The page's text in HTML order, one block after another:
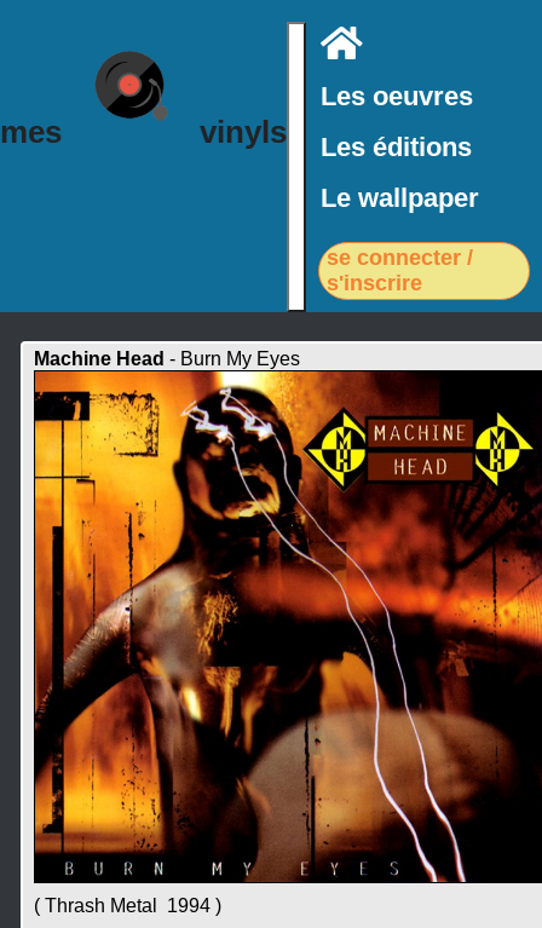
mes vinyls
Accueil
Les oeuvres
Les éditions
Le wallpaper
se connecter /
s'inscrire
Machine Head - Burn My Eyes
( Thrash Metal 1994 )